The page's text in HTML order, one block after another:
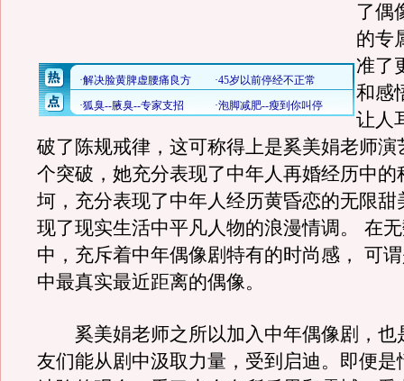
了偶
的专
准了
和感
让人
破了陈规戒律，这可称得上是奚美娟老师演
个突破，她充分表现了中年人再婚经历中的
坷，充分表现了中年人经历黄昏恋的无限甜
现了现实生活中平凡人物的浪漫情调。 在
中，充斥着中年偶像剧特有的时尚感， 可
中最真实最近距离的偶像。
奚美娟老师之所以加入中年偶像剧，也
友们能从剧中汲取力量，受到启迪。即便是